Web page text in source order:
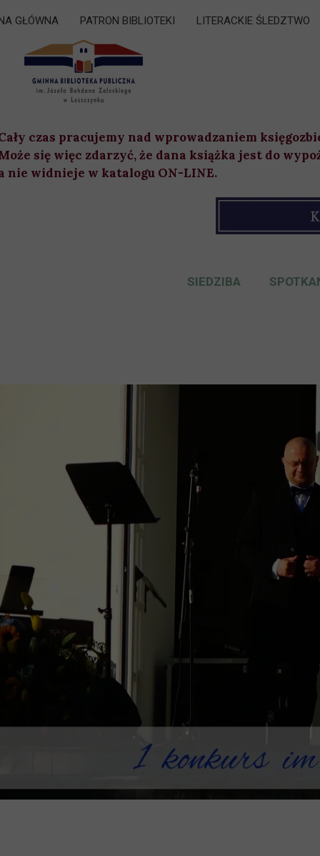
czas pracujemy nad wprowadzaniem
się więc zdarzyć, że dana książka jest do
nie widnieje w katalogu ON-LINE.
GŁÓWNA PATRON BIBLIOTEKI LITERACKIE ŚLEDZTWO
SIEDZIBA